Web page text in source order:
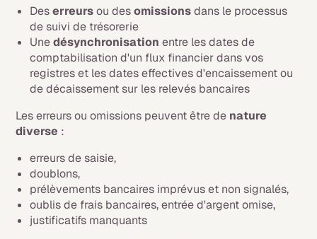
Deserreursou desomissionsdans le processus
de suivi de trésorerie
Unedésynchronisationentre les dates de
comptabilisation d'un flux financier dans vos
registres et les dates effectives d'encaissement ou
de décaissement sur les relevés bancaires
Les erreurs ou omissions peuvent être de nature
diverse :
erreurs de saisie,
doublons,
prélèvements bancaires imprévus et non signalés,
oublis de frais bancaires, entrée d'argent omise,
justificatifs manquants